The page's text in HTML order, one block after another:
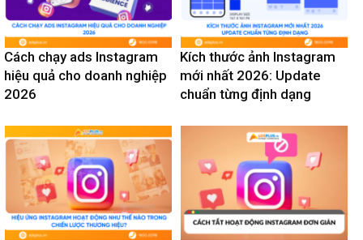
Cách chạy ads Instagram
hiệu quả cho doanh nghiệp
2026
Kích thước ảnh Instagram
mới nhất 2026: Update
chuẩn từng định dạng